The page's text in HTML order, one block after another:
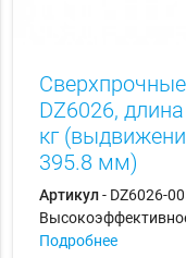
DZ6026,
кг
395.8 мм)
Артикул- DZ6026-
Подробнее